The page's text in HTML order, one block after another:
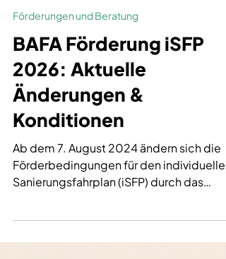
3 Min. Lesezeit
Förderungen und Beratung
BAFA Förderung iSFP
2026: Aktuelle
Änderungen &
Konditionen
Ab dem 7. August 2024 ändern sich die
Förderbedingungen für den individuellen
Bundesamt für Wirtschaft u